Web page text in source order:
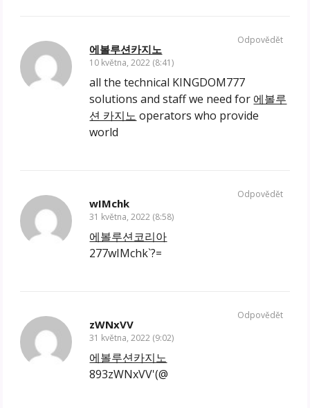
에볼루션카지노
10 května, 2022 (8:41)
all the technical KINGDOM777
solutions and staff we need for 에볼루
션 카지노 operators who provide
world
Odpovědět
wIMchk
31 května, 2022 (8:58)
에볼루션코리아
277wIMchk`?=
Odpovědět
zWNxVV
31 května, 2022 (9:02)
에볼루션카지노
893zWNxVV'(@
Odpovědět